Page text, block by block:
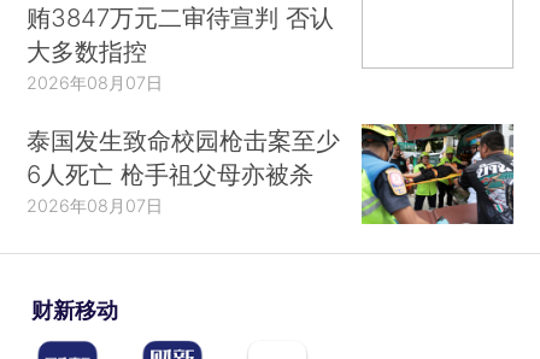
贿3847万元二审待宣判 否认
大多数指控
2026年08月07日
泰国发生致命校园枪击案至少
6人死亡 枪手祖父母亦被杀
2026年08月07日
财新移动